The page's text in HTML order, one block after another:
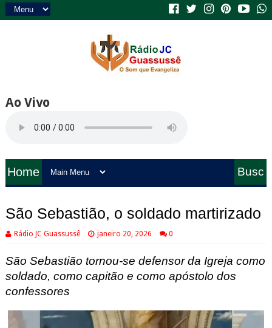
Ao Vivo
Home
Busc
São Sebastião, o soldado martirizado
Rádio JC Guassussê janeiro 20, 2026 0
São Sebastião tornou-se defensor da Igreja como
soldado, como capitão e como apóstolo dos
confessores